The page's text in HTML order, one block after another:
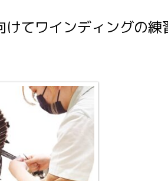
けてワインディングの